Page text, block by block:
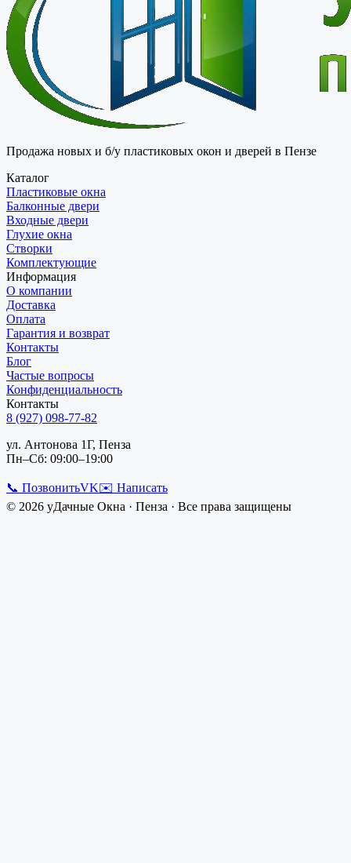
Продажа новых и б/у пластиковых окон и дверей в Пензе
Каталог
Пластиковые окна
Балконные двери
Входные двери
Глухие окна
Створки
Комплектующие
Информация
О компании
Доставка
Оплата
Гарантия и возврат
Контакты
Блог
Частые вопросы
Конфиденциальность
Контакты
8 (927) 098-77-82
ул. Антонова 1Г, Пенза
Пн–Сб: 09:00–19:00
📞 ПозвонитьVK✉️ Написать
© 2026 уДачные Окна · Пенза · Все права защищены